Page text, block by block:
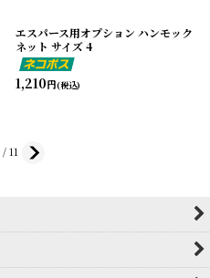
エスパース用オプション ハンモック
ネット サイズ 4
1,210円(税込)
/ 11